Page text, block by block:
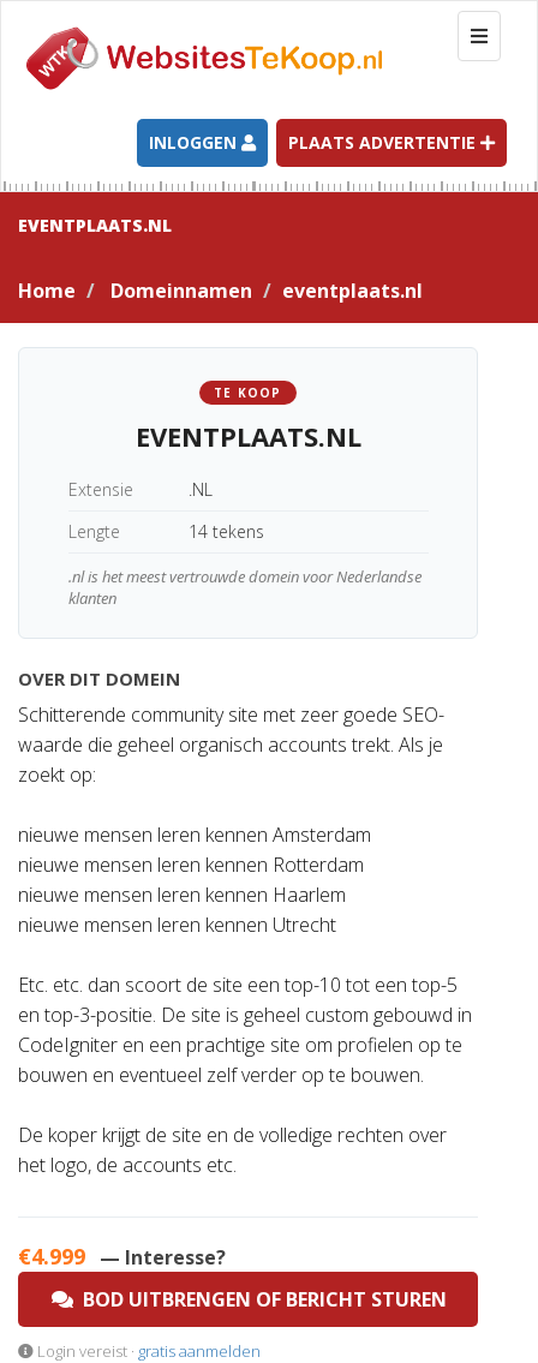
T
o
g
l
e
n
a
t
INLOGGEN PLAATS ADVERTENTIE
EVENTPLAATS.NL
Home Domeinnamen eventplaats.nl
TE KOOP
EVENTPLAATS.NL
Extensie
.NL
Lengte
14 tekens
.nl is het meest vertrouwde domein voor Nederlandse
klanten
OVER DIT DOMEIN
Schitterende community site met zeer goede SEO-
waarde die geheel organisch accounts trekt. Als je
zoekt op:
nieuwe mensen leren kennen Amsterdam
nieuwe mensen leren kennen Rotterdam
nieuwe mensen leren kennen Haarlem
nieuwe mensen leren kennen Utrecht
Etc. etc. dan scoort de site een top-10 tot een top-5
en top-3-positie. De site is geheel custom gebouwd in
CodeIgniter en een prachtige site om profielen op te
bouwen en eventueel zelf verder op te bouwen.
De koper krijgt de site en de volledige rechten over
het logo, de accounts etc.
€4.999 — Interesse?
BOD UITBRENGEN OF BERICHT STUREN
Login vereist · gratis aanmelden